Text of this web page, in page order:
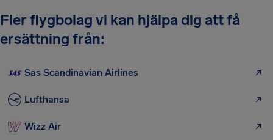
Fler flygbolag vi kan hjälpa dig att få
ersättning från:
Sas Scandinavian Airlines
Lufthansa
Wizz Air